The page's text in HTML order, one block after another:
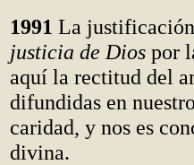
1991 La
justicia de Dios por
aquí la rectitud del
difundidas en
caridad, y nos es
divina.